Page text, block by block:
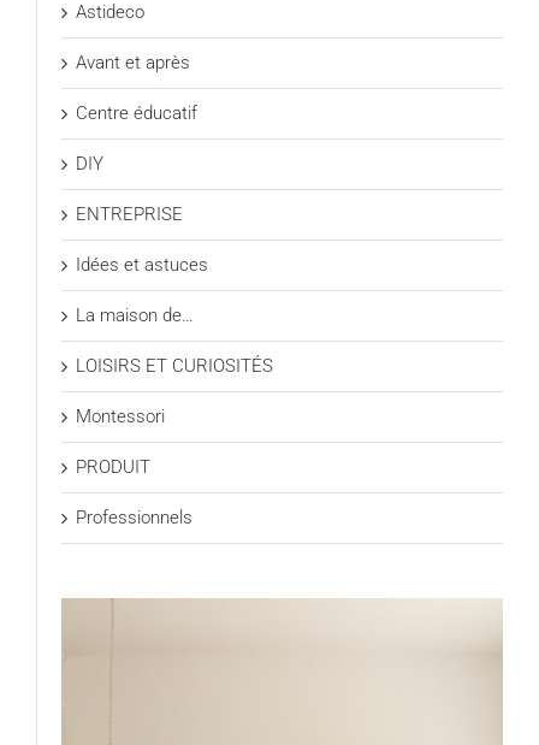
Astideco
Avant et après
Centre éducatif
DIY
ENTREPRISE
Idées et astuces
La maison de…
LOISIRS ET CURIOSITÉS
Montessori
PRODUIT
Professionnels